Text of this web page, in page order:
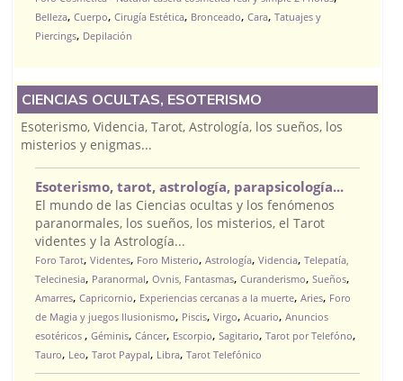
Belleza, Cuerpo, Cirugía Estética, Bronceado, Cara, Tatuajes y
Piercings, Depilación
CIENCIAS OCULTAS, ESOTERISMO
Esoterismo, Videncia, Tarot, Astrología, los sueños, los
misterios y enigmas...
Esoterismo, tarot, astrología, parapsicología...
El mundo de las Ciencias ocultas y los fenómenos
paranormales, los sueños, los misterios, el Tarot
videntes y la Astrología...
Foro Tarot, Videntes, Foro Misterio, Astrología, Videncia, Telepatía,
Telecinesia, Paranormal, Ovnis, Fantasmas, Curanderismo, Sueños,
Amarres, Capricornio, Experiencias cercanas a la muerte, Aries, Foro
de Magia y juegos Ilusionismo, Piscis, Virgo, Acuario, Anuncios
esotéricos , Géminis, Cáncer, Escorpio, Sagitario, Tarot por Telefóno,
Tauro, Leo, Tarot Paypal, Libra, Tarot Telefónico